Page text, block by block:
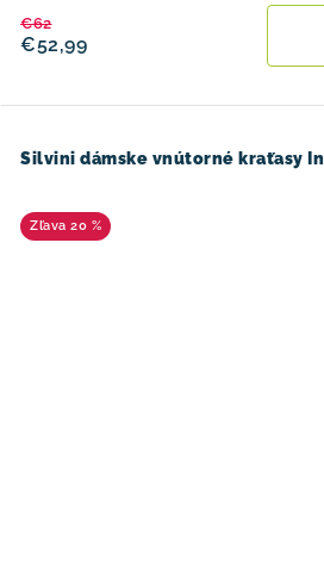
€52,99
€62
Silvini dámske vnútorné kraťasy
20 %